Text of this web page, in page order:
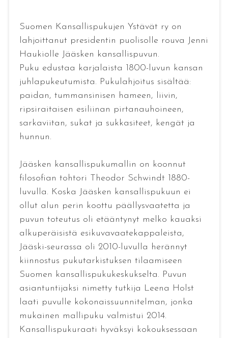
Suomen Kansallispukujen Ystävät ry on
lahjoittanut presidentin puolisolle rouva Jenni
Haukiolle Jääsken kansallispuvun.
Puku edustaa karjalaista 1800-luvun kansan
juhlapukeutumista. Pukulahjoitus sisältää:
paidan, tummansinisen hameen, liivin,
ripsiraitaisen esiliinan pirtanauhoineen,
sarkaviitan, sukat ja sukkasiteet, kengät ja
hunnun.
Jääsken kansallispukumallin on koonnut
filosofian tohtori Theodor Schwindt 1880-
luvulla. Koska Jääsken kansallispukuun ei
ollut alun perin koottu päällysvaatetta ja
puvun toteutus oli etääntynyt melko kauaksi
alkuperäisistä esikuvavaatekappaleista,
Jääski-seurassa oli 2010-luvulla herännyt
kiinnostus pukutarkistuksen tilaamiseen
Suomen kansallispukukeskukselta. Puvun
asiantuntijaksi nimetty tutkija Leena Holst
laati puvulle kokonaissuunnitelman, jonka
mukainen mallipuku valmistui 2014.
Kansallispukuraati hyväksyi kokouksessaan